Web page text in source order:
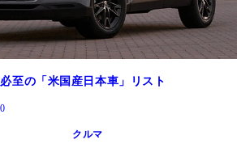
至の「米国産日本車」リスト
クルマ